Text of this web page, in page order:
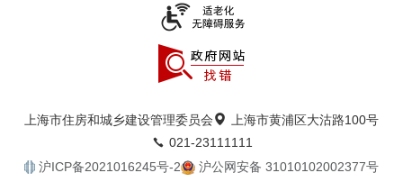
上海市住房和城乡建设管理委员会
上海市黄浦区大沽路100号
021-23111111
沪ICP备2021016245号-2
沪公网安备 31010102002377号